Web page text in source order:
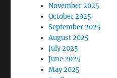
November 2025
October 2025
September 2025
August 2025
July 2025
June 2025
May 2025